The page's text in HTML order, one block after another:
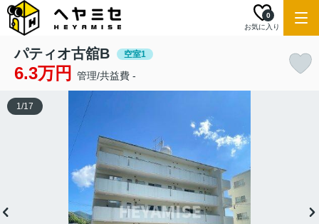
お気に入り
0
パティオ古舘B 空室1
6.3万円 管理/共益費 -
1/17